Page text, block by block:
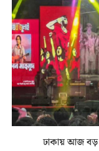
ঢাকায় আজ বড়